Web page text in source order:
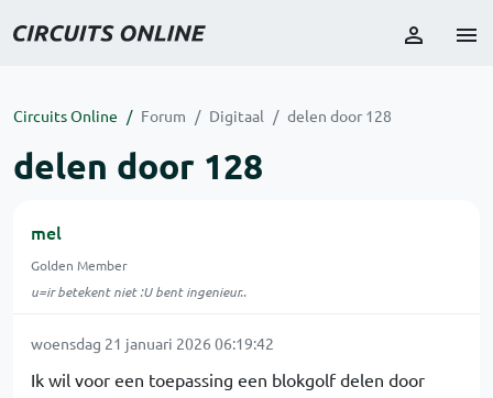
Circuits Online Forum Digitaal delen door 128
delen door 128
mel
Golden Member
u=ir betekent niet :U bent ingenieur..
woensdag 21 januari 2026 06:19:42
Ik wil voor een toepassing een blokgolf delen door